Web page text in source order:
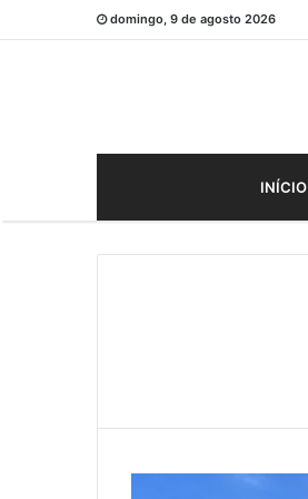
domingo, 9 de agosto 2026
INÍCIO